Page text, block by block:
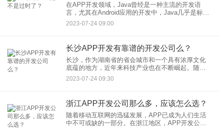
在APP开发领域，Java曾经是一种主流的开发语
言，尤其在Android应用的开发中，Java几乎是标
配。然而，随着技术的不断进步和新兴技术的涌
现，一些人开始质疑Java开发APP是否已经过时。
2023-07-24 09:00
长沙APP开发有靠谱的开发公司么？
长沙，作为湖南省的省会城市和一个具有浓厚文化
底蕴的地方，近年来科技产业也在不断崛起。随着
移动互联网的发展，APP成为人们生活中不可或缺
的一部分，长沙APP开发市场也随之兴起。在这个
2023-07-24 09:30
浙江APP开发公司那么多，应该怎么选？
随着移动互联网的迅猛发展，APP已成为人们生活
中不可或缺的一部分。在浙江地区，APP开发公司